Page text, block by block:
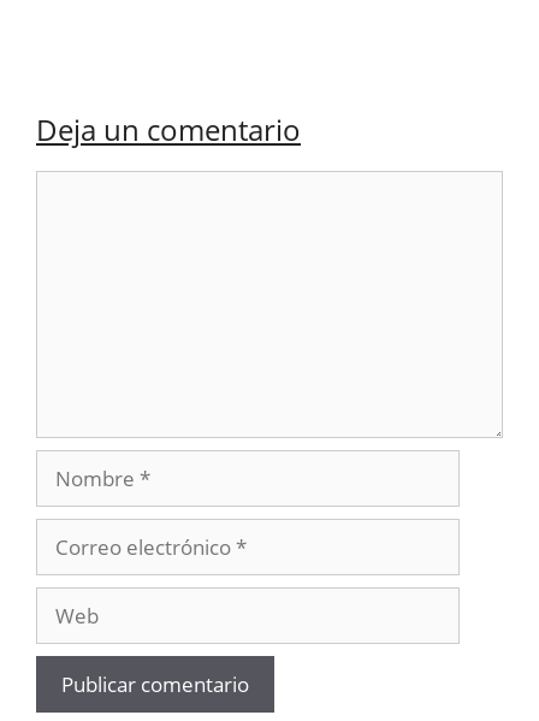
Deja un comentario
Nombre
electrónico